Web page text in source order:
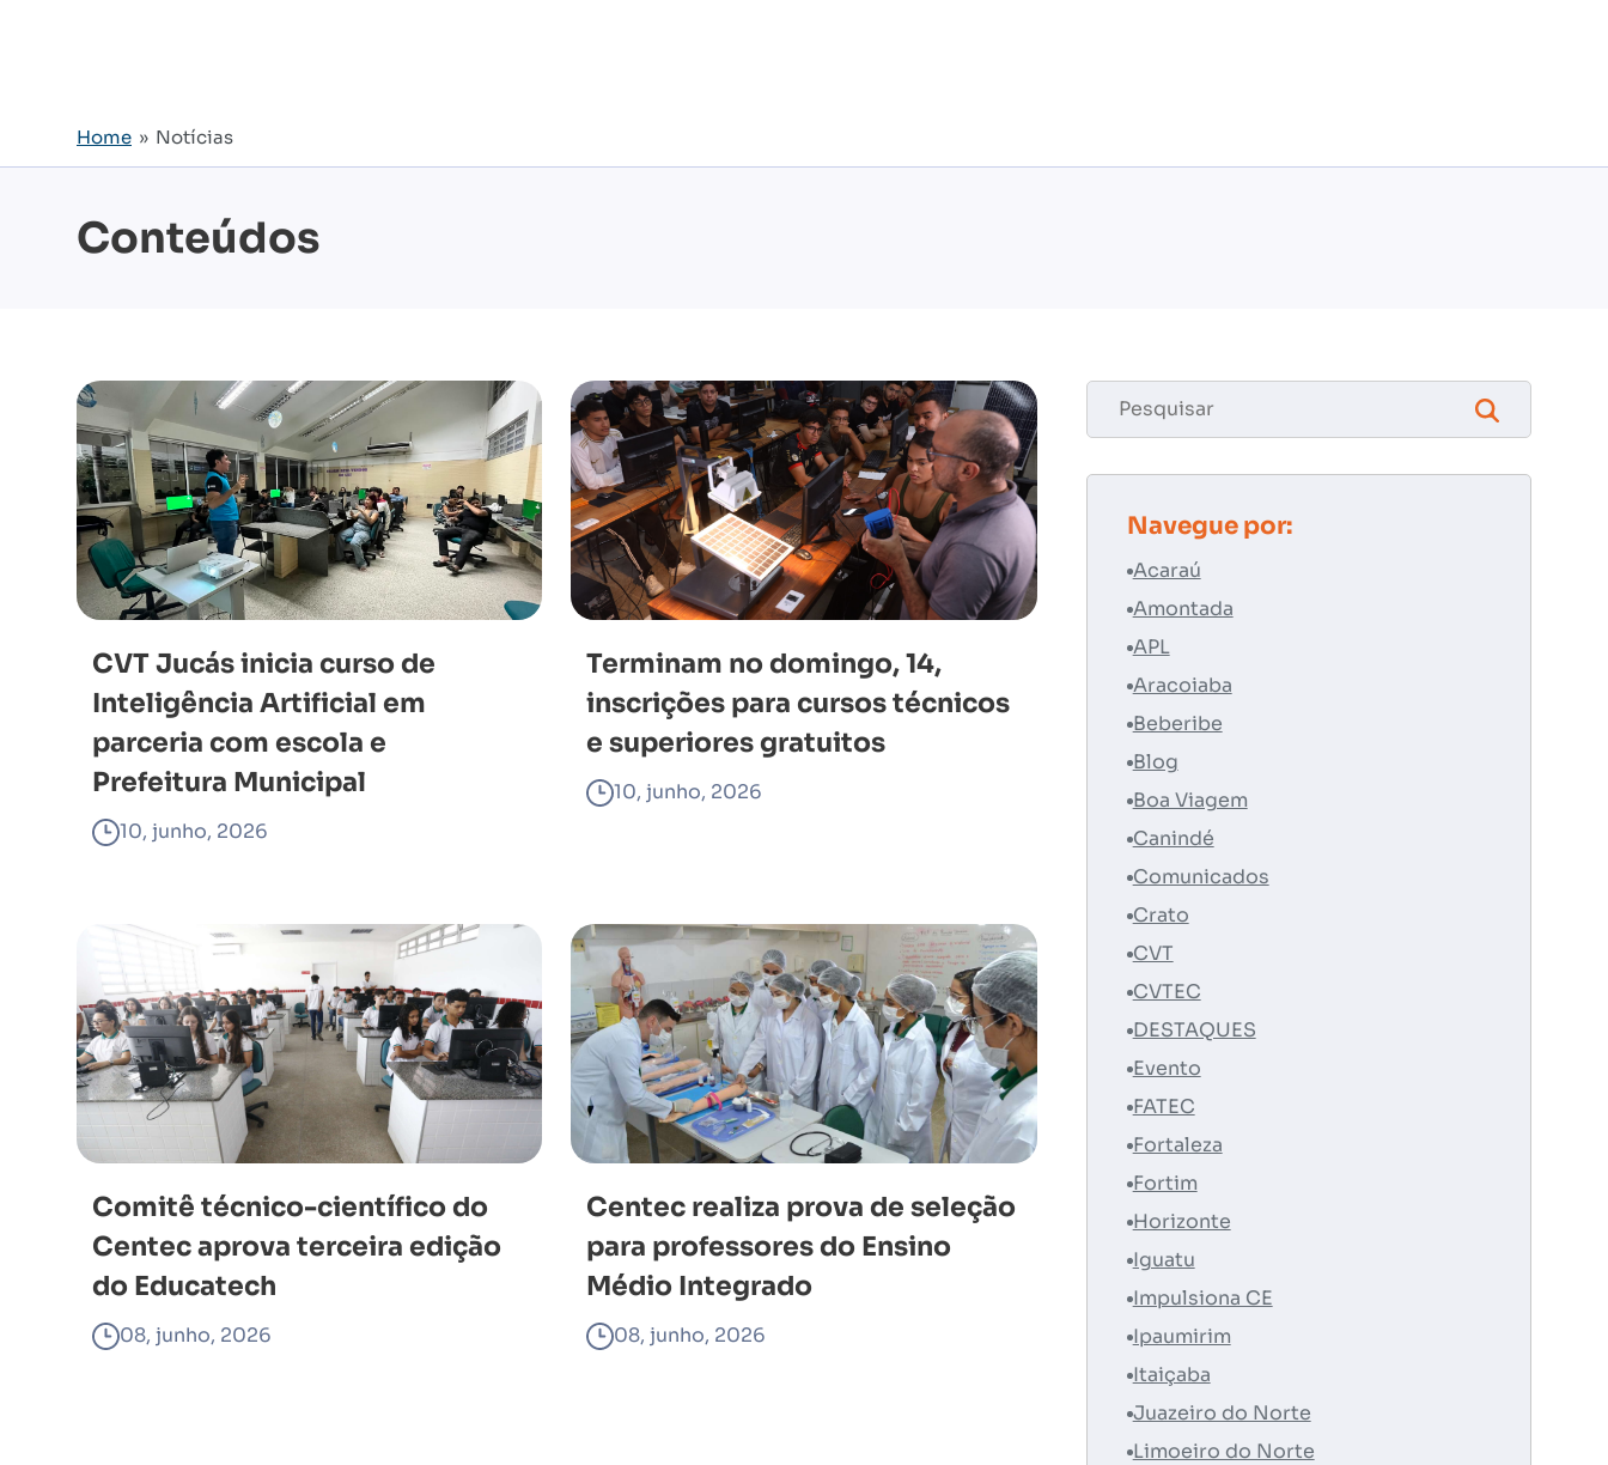
Home » Notícias
Conteúdos
CVT Jucás inicia curso de
Inteligência Artificial em
parceria com escola e
Prefeitura Municipal
10, junho, 2026
Terminam no domingo, 14,
inscrições para cursos técnicos
e superiores gratuitos
10, junho, 2026
Comitê técnico-científico do
Centec aprova terceira edição
do Educatech
08, junho, 2026
Centec realiza prova de seleção
para professores do Ensino
Médio Integrado
08, junho, 2026
Navegue por:
Acaraú
Amontada
APL
Aracoiaba
Beberibe
Blog
Boa Viagem
Canindé
Comunicados
Crato
CVT
CVTEC
DESTAQUES
Evento
FATEC
Fortaleza
Fortim
Horizonte
Iguatu
Impulsiona CE
Ipaumirim
Itaiçaba
Juazeiro do Norte
Limoeiro do Norte